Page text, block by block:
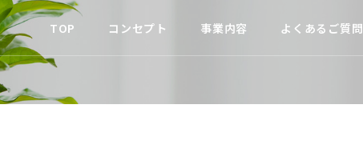
TOP コンセプト 事業内容 よくあるご質問